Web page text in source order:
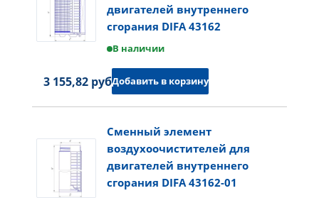
двигателей внутреннего
сгорания DIFA 43162
В наличии
3 155,82 руб.Добавить в корзину
Сменный элемент
воздухоочистителей для
двигателей внутреннего
сгорания DIFA 43162-01